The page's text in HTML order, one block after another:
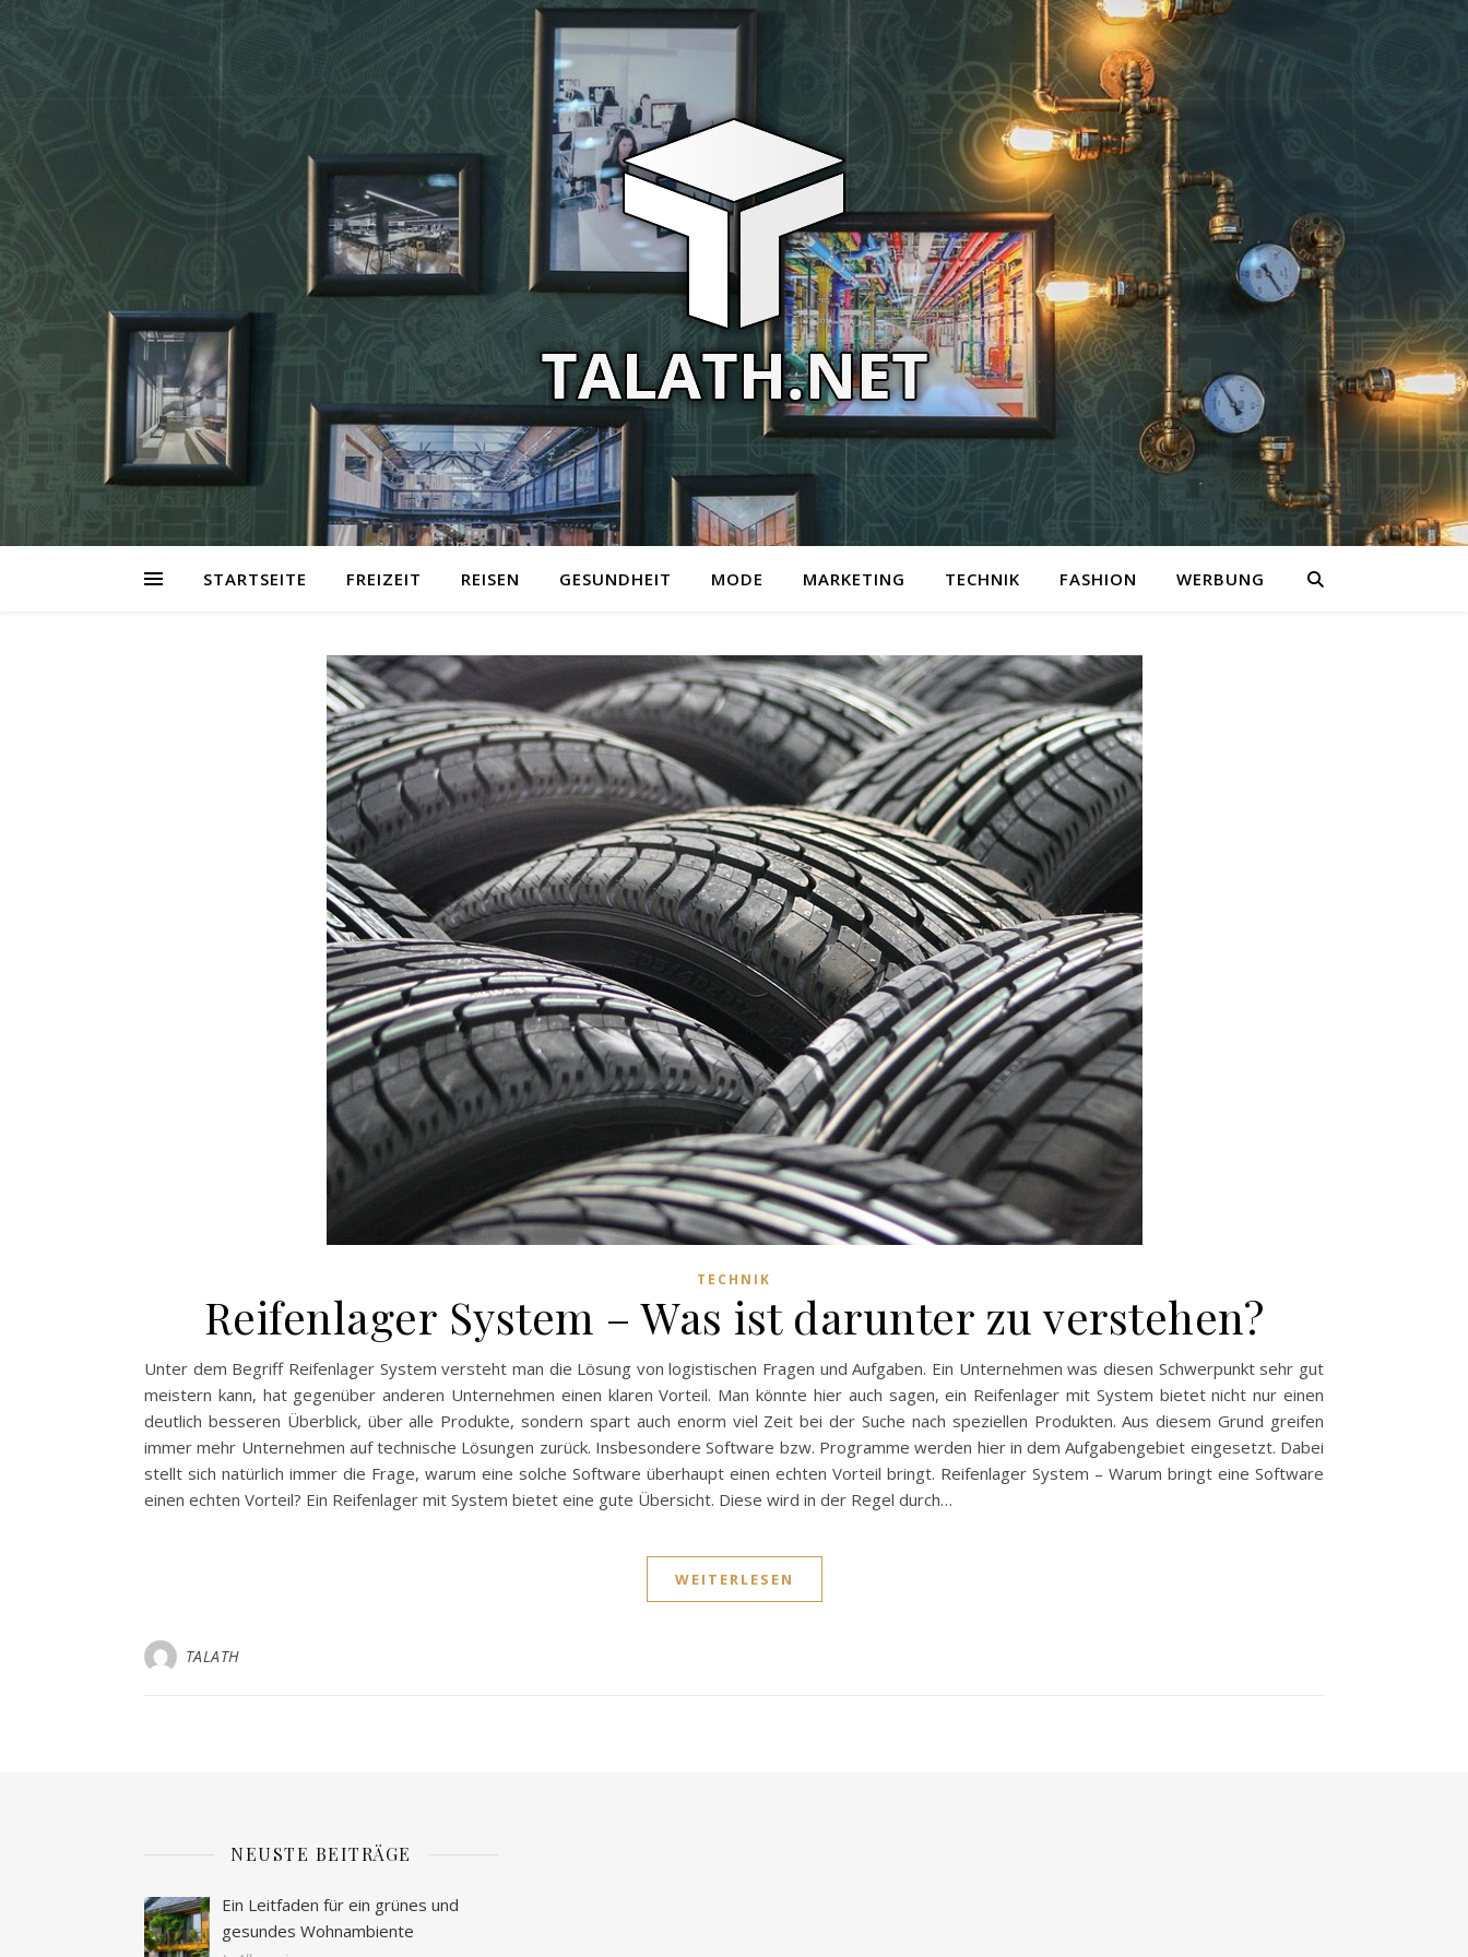
STARTSEITE FREIZEIT REISEN GESUNDHEIT MODE MARKETING TECHNIK FASHION WERBUNG
TECHNIK
Reifenlager System – Was ist darunter zu verstehen?
Unter dem Begriff Reifenlager System versteht man die Lösung von logistischen Fragen und Aufgaben. Ein Unternehmen was diesen Schwerpunkt sehr gut
meistern kann, hat gegenüber anderen Unternehmen einen klaren Vorteil. Man könnte hier auch sagen, ein Reifenlager mit System bietet nicht nur einen
deutlich besseren Überblick, über alle Produkte, sondern spart auch enorm viel Zeit bei der Suche nach speziellen Produkten. Aus diesem Grund greifen
immer mehr Unternehmen auf technische Lösungen zurück. Insbesondere Software bzw. Programme werden hier in dem Aufgabengebiet eingesetzt. Dabei
stellt sich natürlich immer die Frage, warum eine solche Software überhaupt einen echten Vorteil bringt. Reifenlager System – Warum bringt eine Software
einen echten Vorteil? Ein Reifenlager mit System bietet eine gute Übersicht. Diese wird in der Regel durch…
WEITERLESEN
TALATH
NEUSTE BEITRÄGE
Ein Leitfaden für ein grünes und
gesundes Wohnambiente